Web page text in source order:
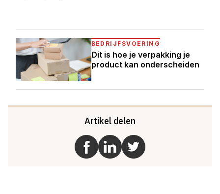
BEDRIJFSVOERING
Dit is hoe je verpakking je
product kan onderscheiden
Artikel delen